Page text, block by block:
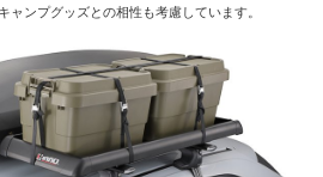
ャンプグッズとの相性も考慮しています。